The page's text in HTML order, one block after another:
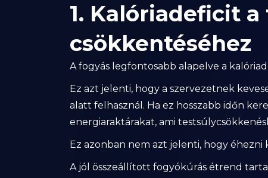
1. Kalóriadeficit
csökkentéséhez
A fogyás legfontosabb alapelve a
Ez azt jelenti, hogy a szervezetnek
alatt felhasznál. Ha ez hosszabb időn
energiaraktárakat, ami
Ez azonban nem azt jelenti, hogy éhezni
A jól összeállított fogyókúrás étrend